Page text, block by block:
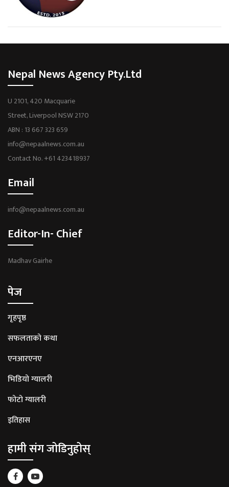
Nepal News Agency Pty.Ltd
U 2101, 420 Macquarie
Street, Liverpool NSW 2170
ABN : 13 667 323 659
info@nepaalnews.com.au
Contact No. +61 423418937
Email
info@nepaalnews.com.au
Editor-In- Chief
Madhav Gairhe
पेज
गृहपृष्ठ
सफलताको कथा
एनआरएनए
भिडियो ग्यालरी
फोटो ग्यालरी
इतिहास
हामी संग जोडिनुहोस्